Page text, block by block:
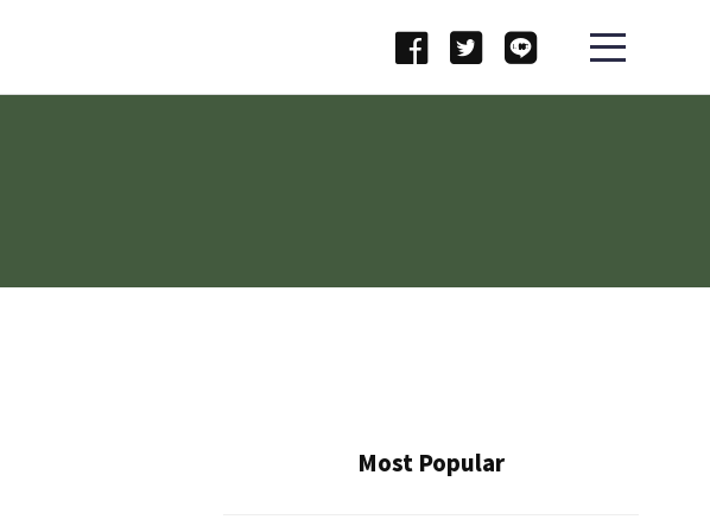
Most Popular